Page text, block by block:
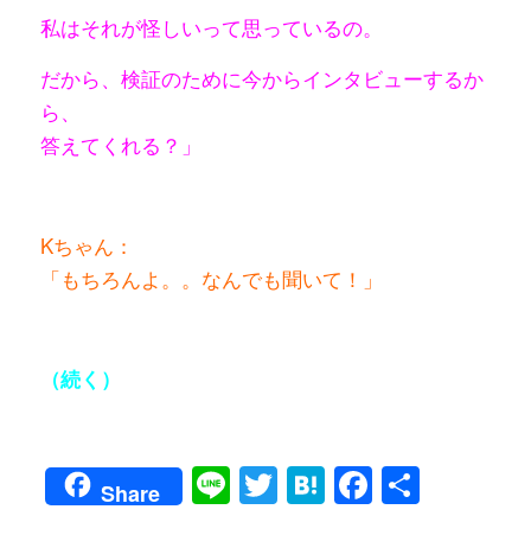
私はそれが怪しいって思っているの。
だから、検証のために今からインタビューするか
ら、
答えてくれる？」
Kちゃん：
「もちろんよ。。なんでも聞いて！」
（続く）
Share LineTwitter
Hatena共